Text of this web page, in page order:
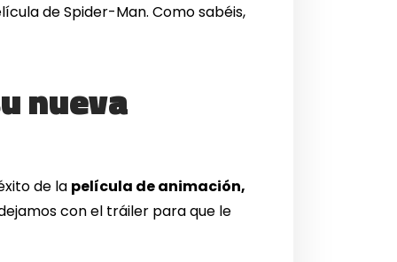
de Spider-Man. Como sabéis,
nueva
de la película de animación,
con el tráiler para que le